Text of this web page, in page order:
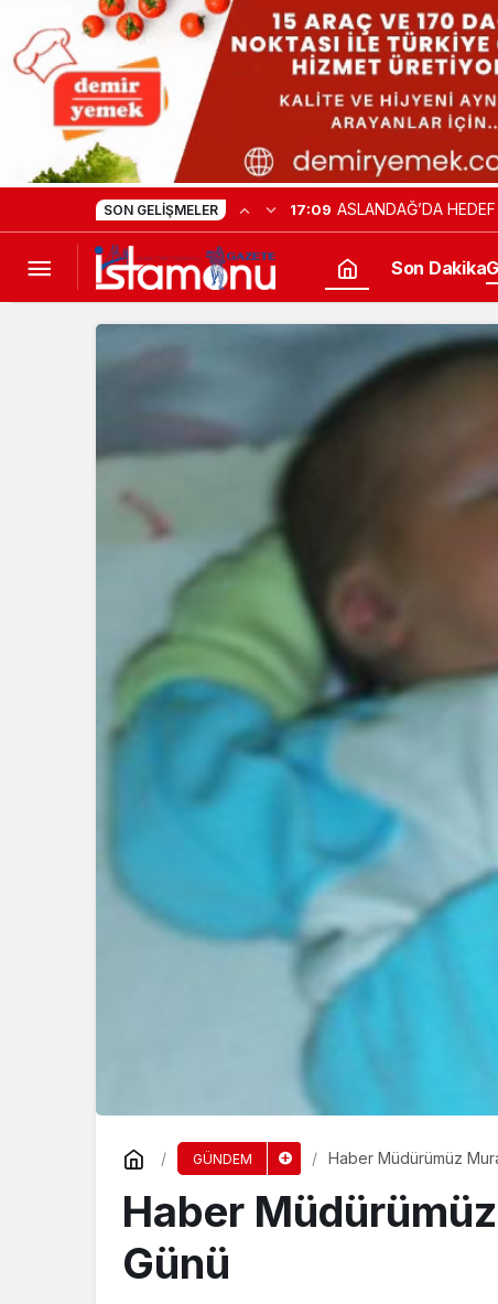
SON GELIŞMELER 15:39 DİPLOMASİDE YENİ
Son Dakika
GÜNDEM Haber Müdürümüz
Haber
Günü
EKONOMİ
ASLANDAĞ’DA
2030